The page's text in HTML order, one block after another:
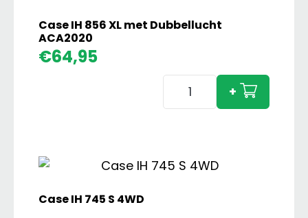
Case IH 856 XL met Dubbellucht
ACA2020
€64,95
Case
met
Dubbellucht
+
Case IH 745 S 4WD